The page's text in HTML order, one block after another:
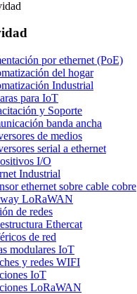
por ethernet (PoE)
del hogar
Industrial
para IoT
y Soporte
banda ancha
de medios
serial a ethernet
I/O
Industrial
ethernet sobre cable cobre
LoRaWAN
de redes
Ethercat
de red
modulares IoT
y redes WIFI
IoT
LoRaWAN